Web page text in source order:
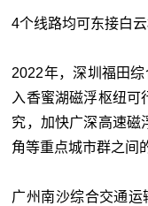
4个线路均可东接白
2022年，深圳福田综
入香蜜湖磁浮枢纽可
究，加快广深高速磁
角等重点城市群之间
广州南沙综合交通运